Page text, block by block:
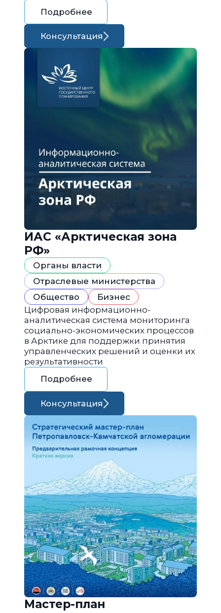
Подробнее
Консультация
ИАС «Арктическая зона
РФ»
Органы власти
Отраслевые министерства
Общество
Бизнес
Цифровая информационно-
аналитическая система мониторинга
социально-экономических процессов
в Арктике для поддержки принятия
управленческих решений и оценки их
результативности
Подробнее
Консультация
Мастер-план